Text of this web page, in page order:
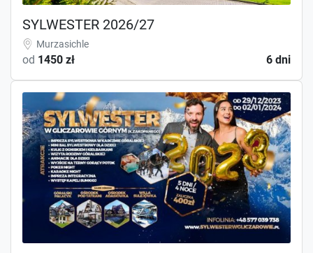
SYLWESTER 2026/27
Murzasichle
od 1450 zł 6 dni